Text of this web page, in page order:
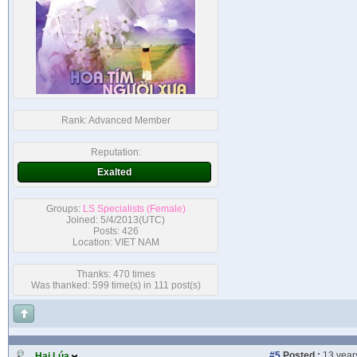
Rank:Advanced Member
Reputation:
Exalted
Groups: LS Specialists (Female)
Joined: 5/4/2013(UTC)
Posts: 426
Location: VIET NAM
Thanks: 470 times
Was thanked: 599 time(s) in 111 post(s)